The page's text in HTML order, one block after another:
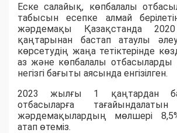
Еске салайық, көпбалалы
табысын есепке алмай
жәрдемақы Қазақстанда
қаңтарынан бастап атаулы
көрсетудің жаңа тетіктерінде
аз және көпбалалы
негізгі бағыты аясында енгізілген.
2023 жылғы 1 қаңтардан
отбасыларға
жәрдемақылардың мөлшері
атап өтеміз.